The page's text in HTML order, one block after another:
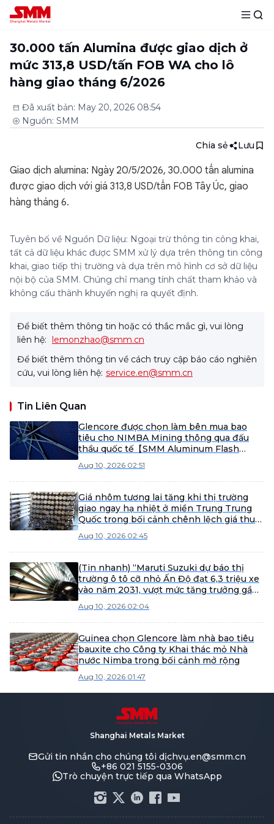
30.000 tấn Alumina được giao dịch ở
mức 313,8 USD/tấn FOB WA cho lô
hàng giao tháng 6/2026
Đã xuất bản: May 20, 2026 08:54
Nguồn: SMM
Chia sẻ Lưu
Giao dịch alumina: Ngày 20/5/2026, 30.000 tấn alumina
được giao dịch với giá 313,8 USD/tấn FOB Tây Úc, giao
hàng tháng 6.
Tuyên bố về Nguồn Dữ liệu: Ngoại trừ thông tin công khai,
tất cả dữ liệu khác được SMM xử lý dựa trên thông tin công
khai, giao tiếp thị trường và dựa trên mô hình cơ sở dữ liệu
nội bộ của SMM. Chúng chỉ mang tính chất tham khảo và
không cấu thành khuyến nghị ra quyết định.
Để biết thêm thông tin hoặc có thắc mắc gì, vui lòng
liên hệ: lemonzhao@smm.cn
Để biết thêm thông tin về cách truy cập báo cáo nghiên
cứu, vui lòng liên hệ: service.en@smm.cn
Tin Liên Quan
Glencore được chọn làm bên mua bao
tiêu cho NIMBA Mining thông qua đấu
thầu quốc tế【SMM Aluminum Flash
Aug 10, 2026 02:51
Giá nhôm tương lai tăng khi thị trường
giao ngay hạ nhiệt ở miền Trung Trung
Quốc trong bối cảnh chênh lệch giá thu
Aug 10, 2026 02:45
(Tin nhanh) “Maruti Suzuki dự báo thị
trường ô tô cỡ nhỏ Ấn Độ đạt 6,3 triệu xe
vào năm 2031, vượt mức tăng trưởng gần
Aug 10, 2026 02:04
Guinea chọn Glencore làm nhà bao tiêu
bauxite cho Công ty Khai thác mỏ Nhà
nước Nimba trong bối cảnh mở rộng
Aug 10, 2026 01:47
Shanghai Metals Market
Gửi tin nhắn cho chúng tôi dịchvụ.en@smm.cn
+86 021 5155-0306
Trò chuyện trực tiếp qua WhatsApp